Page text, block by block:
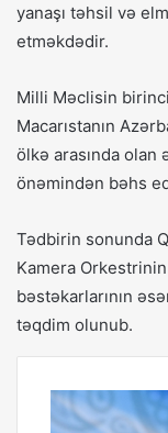
yanaşı təhsil və
etməkdədir.
Milli Məclisin
Macarıstanın
ölkə arasında
önəmindən bəhs
Tədbirin sonunda
Kamera
bəstəkarlarının
təqdim olunub.